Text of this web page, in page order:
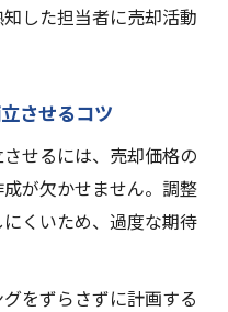
した担当者に売却活動
させるコツ
せるには、売却価格の
が欠かせません。調整
くいため、過度な期待
をずらさずに計画する